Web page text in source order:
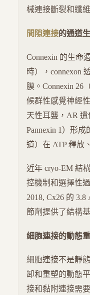
械連接斷裂和纖
間隙連接的通道
Connexin 的生命
時），connexon
膜。Connexin 26
候群性感覺神經
天性耳聾，AR 遺
Pannexin 1）形
道）在 ATP 釋放
近年 cryo-EM 結
控機制和選擇性
2018, Cx26 的
節劑提供了結構
細胞連接的動態
細胞連接不是靜
卸和重塑的動態
接和黏附連接需